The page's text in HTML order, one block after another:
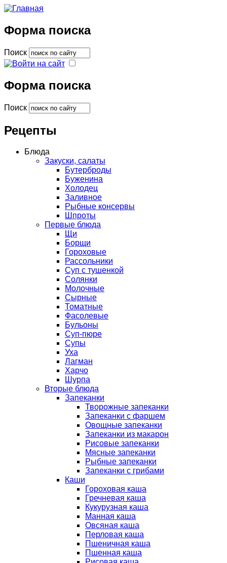
Форма поиска
Поиск
Форма поиска
Поиск
Рецепты
Блюда
Закуски, салаты
Бутерброды
Буженина
Холодец
Заливное
Рыбные консервы
Шпроты
Первые блюда
Щи
Борщи
Гороховые
Рассольники
Суп с тушенкой
Солянки
Молочные
Сырные
Томатные
Фасолевые
Бульоны
Суп-пюре
Супы
Уха
Лагман
Харчо
Шурпа
Вторые блюда
Запеканки
Творожные запеканки
Запеканки с фаршем
Овощные запеканки
Запеканки из макарон
Рисовые запеканки
Мясные запеканки
Рыбные запеканки
Запеканки с грибами
Каши
Гороховая каша
Гречневая каша
Кукурузная каша
Манная каша
Овсяная каша
Перловая каша
Пшеничная каша
Пшенная каша